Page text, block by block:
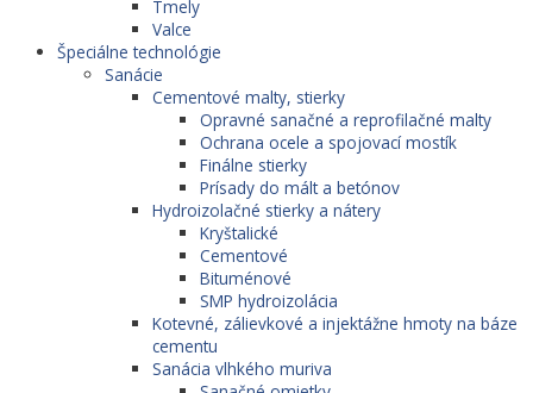
Tmely
Valce
Špeciálne technológie
Sanácie
Cementové malty, stierky
Opravné sanačné a reprofilačné malty
Ochrana ocele a spojovací mostík
Finálne stierky
Prísady do mált a betónov
Hydroizolačné stierky a nátery
Kryštalické
Cementové
Bituménové
SMP hydroizolácia
Kotevné, zálievkové a injektážne hmoty na báze
cementu
Sanácia vlhkého muriva